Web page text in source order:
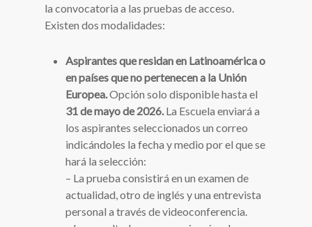
la convocatoria a las pruebas de acceso.
Existen dos modalidades:
Aspirantes que residan en Latinoamérica o
en países que no pertenecen a la Unión
Europea.Opción solo disponible hasta el
31 de mayo de 2026. La Escuela enviará a
los aspirantes seleccionados un correo
indicándoles la fecha y medio por el que se
hará la selección:
– La prueba consistirá en un examen de
actualidad, otro de inglés y una entrevista
personal a través de videoconferencia.